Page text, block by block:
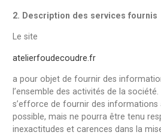
2. Description des services fournis
Le site
atelierfoudecoudre.fr
a pour objet de fournir des
l’ensemble des activités de la
s’efforce de fournir des informations
possible, mais ne pourra être tenu
inexactitudes et carences dans la